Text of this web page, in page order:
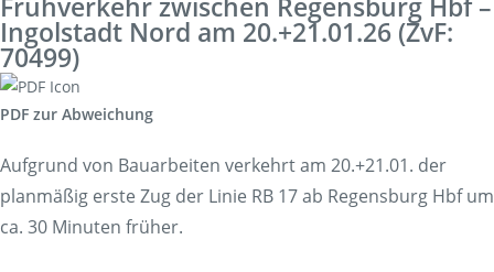
Ingolstadt Nord am 20.+21.01.26 (ZvF:
70499)
PDF zur Abweichung
Aufgrund von Bauarbeiten verkehrt am 20.+21.01. der
planmäßig erste Zug der Linie RB 17 ab Regensburg Hbf um
ca. 30 Minuten früher.